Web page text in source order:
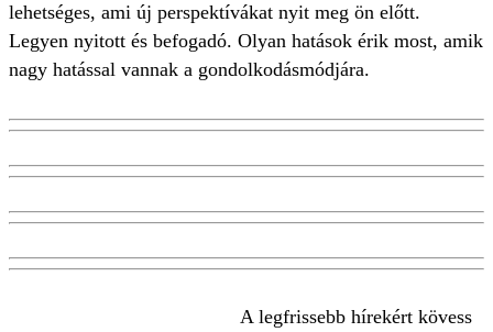
lehetséges, ami új perspektívákat nyit meg ön előtt.
Legyen nyitott és befogadó. Olyan hatások érik most, amik
nagy hatással vannak a gondolkodásmódjára.
A legfrissebb hírekért kövess